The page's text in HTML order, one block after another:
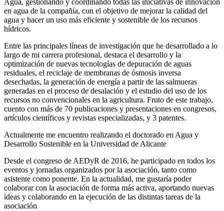
Agua, gestionando y coordinando todas las iniciativas de innovación
en agua de la compañía, con el objetivo de mejorar la calidad del
agua y hacer un uso más eficiente y sostenible de los recursos
hídricos.
Entre las principales líneas de investigación que he desarrollado a lo
largo de mi carrera profesional, destaca el desarrollo y la
optimización de nuevas tecnologías de depuración de aguas
residuales, el reciclaje de membranas de ósmosis inversa
desechadas, la generación de energía a partir de las salmueras
generadas en el proceso de desalación y el estudio del uso de los
recursos no convencionales en la agricultura. Fruto de este trabajo,
cuento con más de 70 publicaciones y presentaciones en congresos,
artículos científicos y revistas especializadas, y 3 patentes.
Actualmente me encuentro realizando el doctorado en Agua y
Desarrollo Sostenible en la Universidad de Alicante
Desde el congreso de AEDyR de 2016, he participado en todos los
eventos y jornadas organizados por la asociación, tanto como
asistente como ponente. En la actualidad, me gustaría poder
colaborar con la asociación de forma más activa, aportando nuevas
ideas y colaborando en la ejecución de las distintas tareas de la
asociación